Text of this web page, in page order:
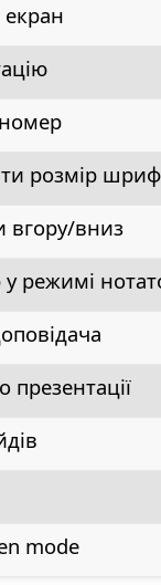
екран
розмір
вгору/вниз
у режимі
презентації
mode